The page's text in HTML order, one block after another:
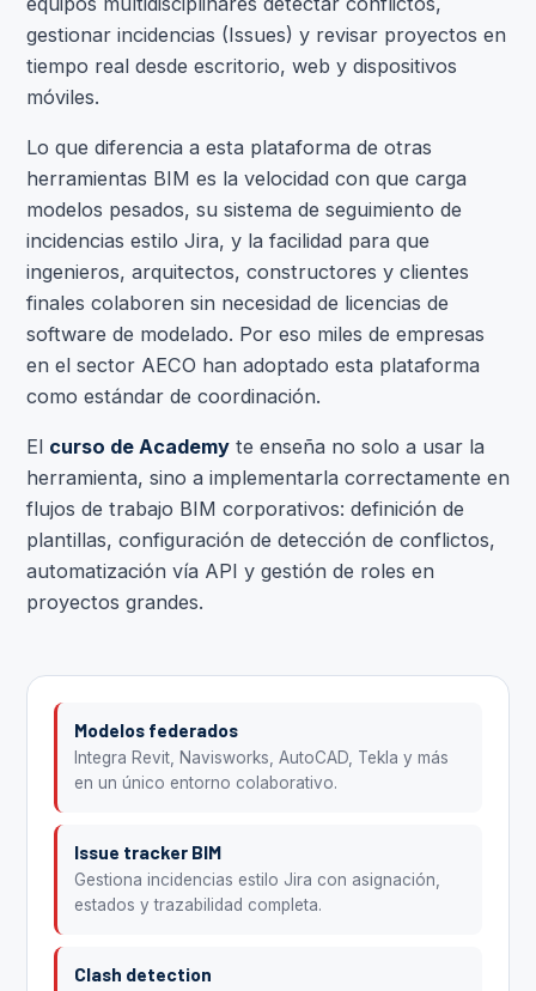
gestionar incidencias (Issues) y revisar proyectos en
tiempo real desde escritorio, web y dispositivos
móviles.
Lo que diferencia a esta plataforma de otras
herramientas BIM es la velocidad con que carga
modelos pesados, su sistema de seguimiento de
incidencias estilo Jira, y la facilidad para que
ingenieros, arquitectos, constructores y clientes
finales colaboren sin necesidad de licencias de
software de modelado. Por eso miles de empresas
en el sector AECO han adoptado esta plataforma
como estándar de coordinación.
El curso de Academy te enseña no solo a usar la
herramienta, sino a implementarla correctamente en
flujos de trabajo BIM corporativos: definición de
plantillas, configuración de detección de conflictos,
automatización vía API y gestión de roles en
proyectos grandes.
Modelos federados
Integra Revit, Navisworks, AutoCAD, Tekla y más
en un único entorno colaborativo.
Issue tracker BIM
Gestiona incidencias estilo Jira con asignación,
estados y trazabilidad completa.
Clash detection